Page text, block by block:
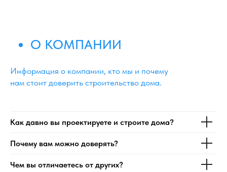
О КОМПАНИИ
Информация о компании, кто мы и почему
нам стоит доверить строительство дома.
Как давно вы проектируете и строите дома?
Почему вам можно доверять?
Чем вы отличаетесь от других?